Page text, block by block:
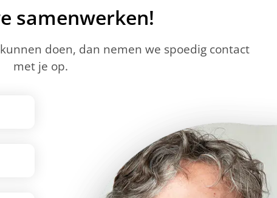
samenwerken!
doen, dan nemen we spoedig contact
met je op.